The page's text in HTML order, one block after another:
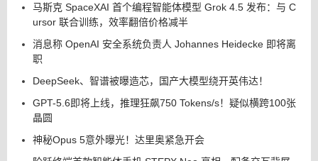
马斯克 SpaceXAI 首个编程智能体模型 Grok 4.5 发布：与 C
ursor 联合训练，效率翻倍价格减半
消息称 OpenAI 安全系统负责人 Johannes Heidecke 即将离
职
DeepSeek、智谱被曝造芯，国产大模型绕开英伟达！
GPT-5.6即将上线，推理狂飙750 Tokens/s！疑似横跨100张
晶圆
神秘Opus 5意外曝光！达里奥紧急开会